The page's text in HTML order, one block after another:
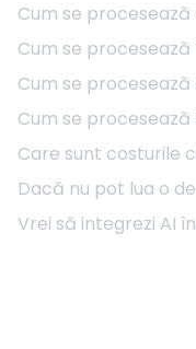
Cum se
Cum se
Cum se
Cum se procesează
Care sunt costurile
Dacă nu pot lua o
Vrei să integrezi AI